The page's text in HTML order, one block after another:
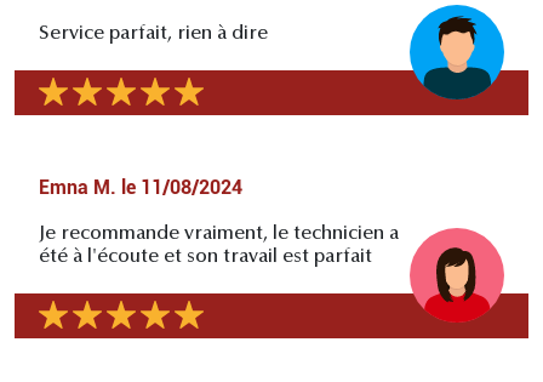
Service parfait, rien à dire
Emna M. le 11/08/2024
Je recommande vraiment, le technicien a
été à l'écoute et son travail est parfait